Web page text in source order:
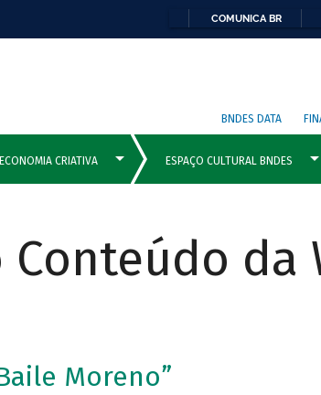
COMUNICA BR
BNDES DATA
da
Moreno”